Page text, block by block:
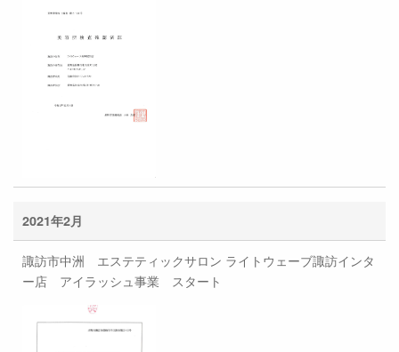
2021年2月
諏訪市中洲 エステティックサロン ライトウェーブ諏訪インタ
ー店 アイラッシュ事業 スタート